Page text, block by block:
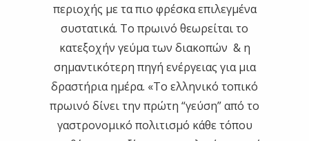
περιοχής με τα πιο φρέσκα επιλεγμένα
συστατικά. Το πρωινό θεωρείται το
κατεξοχήν γεύμα των διακοπών & η
σημαντικότερη πηγή ενέργειας για μια
δραστήρια ημέρα. «Το ελληνικό τοπικό
πρωινό δίνει την πρώτη “γεύση” από το
γαστρονομικό πολιτισμό κάθε τόπου